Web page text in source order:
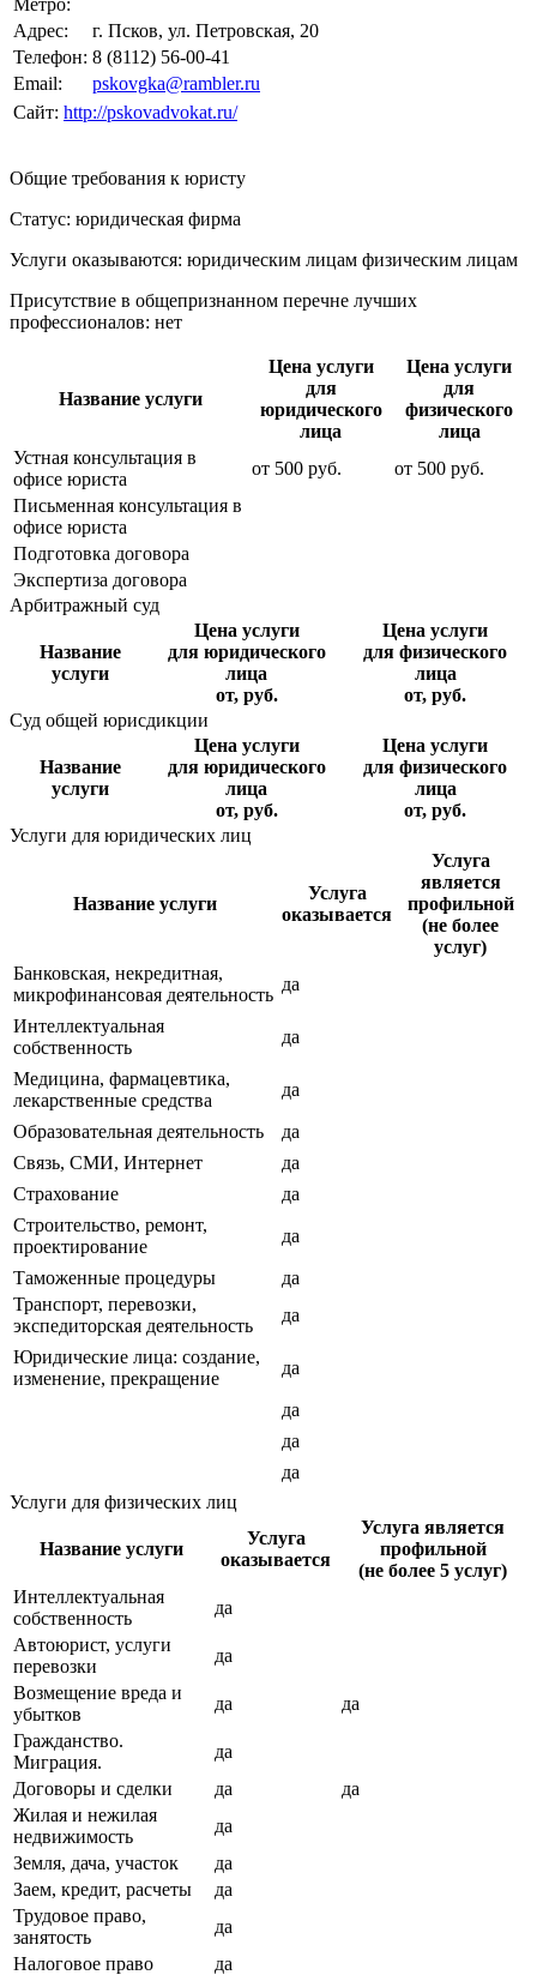
Адрес:
г. Псков, ул. Петровская, 20
Телефон: 8 (8112) 56-00-41
Email:
pskovgka@rambler.ru
Сайт: http://pskovadvokat.ru/
Общие требования к юристу
Статус: юридическая фирма
Услуги оказываются: юридическим лицам физическим лицам
Присутствие в общепризнанном перечне лучших
профессионалов: нет
Название услуги
Цена услуги
для
юридического
лица
Цена услуги
для
физического
лица
Устная консультация в
офисе юриста
от 500 руб. от 500 руб.
Письменная консультация в
офисе юриста
Подготовка договора
Экспертиза договора
Арбитражный суд
Название
услуги
Цена услуги
для юридического
лица
от, руб.
Цена услуги
для физического
лица
от, руб.
Суд общей юрисдикции
Название
услуги
Цена услуги
для юридического
лица
от, руб.
Цена услуги
для физического
лица
от, руб.
Услуги для юридических лиц
Название услуги
Услуга
оказывается
Услуга
является
профильной
(не более
услуг)
Банковская, некредитная,
микрофинансовая деятельность
да
Интеллектуальная
собственность
да
Медицина, фармацевтика,
лекарственные средства
да
Образовательная деятельность
да
Связь, СМИ, Интернет
да
Страхование
да
Строительство, ремонт,
проектирование
да
Таможенные процедуры
да
Транспорт, перевозки,
экспедиторская деятельность
да
Юридические лица: создание,
изменение, прекращение
да
да
да
да
Услуги для физических лиц
Название услуги
Услуга
оказывается
Услуга является
профильной
(не более 5 услуг)
Интеллектуальная
собственность
да
Автоюрист, услуги
перевозки
да
Возмещение вреда и
убытков
да
да
Гражданство.
Миграция.
да
Договоры и сделки
да
да
Жилая и нежилая
недвижимость
да
Земля, дача, участок
да
Заем, кредит, расчеты
да
Трудовое право,
занятость
да
Налоговое право
да